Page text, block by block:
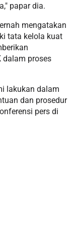
papar dia.
mengatakan
tata kelola kuat
dalam proses
lakukan dalam
dan prosedur
pers di